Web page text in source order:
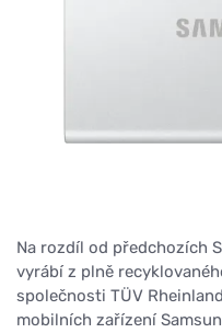
Na rozdíl od předchozích
vyrábí z plně
společnosti TÜV
mobilních zařízení